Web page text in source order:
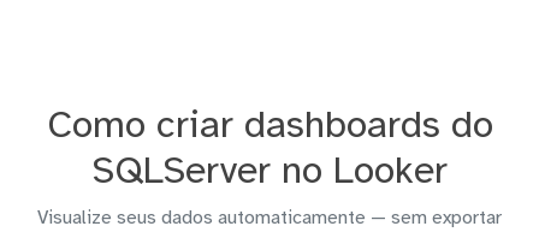
Como criar dashboards do
SQLServer no Looker
Visualize seus dados automaticamente — sem exportar